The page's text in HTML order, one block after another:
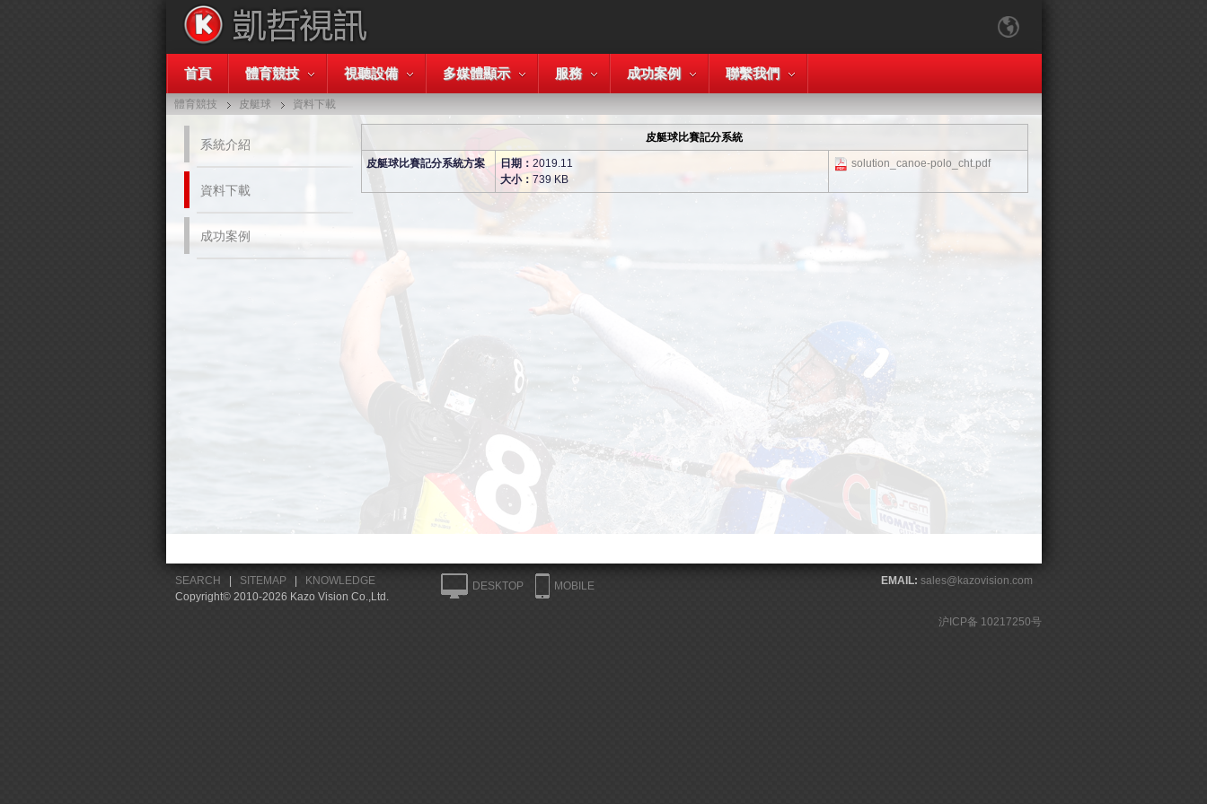
首頁 體育競技 視聽設備 多媒體顯示 服務 成功案例 聯繫我們
體育競技 皮艇球 資料下載
系統介紹
資料下載
成功案例
皮艇球比賽記分系統
皮艇球比賽記分系統方案 日期： 2019.11
大小： 739 KB
solution_canoe-polo_cht.pdf
SEARCH SITEMAP|
KNOWLEDGE
Copyright© 2010-2026 Kazo Vision Co.,Ltd.
DESKTOP MOBILE EMAIL: sales@kazovision.com
沪ICP备 10217250号